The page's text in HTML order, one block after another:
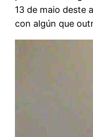
13 de maio deste
con algún que